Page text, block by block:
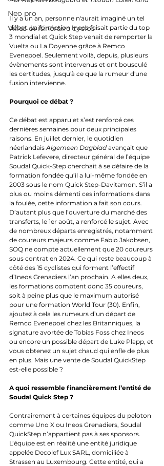
Neo pro
Villes et itinéraire cyclos
Il y a un an, personne n'aurait imaginé un tel
débat. La formation Ineos faisait partie du top
3 mondial et Quick Step venait de remporter la
Vuelta ou La Doyenne grâce à Remco
Evenepoel. Seulement voilà, depuis, plusieurs
évènements sont intervenus et ont bousculé
les certitudes, jusqu'à ce que la rumeur d'une
fusion intervienne.
Pourquoi ce débat ?
Ce débat est apparu et s’est renforcé ces
dernières semaines pour deux principales
raisons. En juillet dernier, le quotidien
néerlandais Algemeen Dagblad avançait que
Patrick Lefevere, directeur général de l’équipe
Soudal Quick-Step cherchait à se défaire de la
formation fondée qu’il a lui-même fondée en
2003 sous le nom Quick Step-Davitamon. S’il a
plus ou moins démenti ces informations dans
la foulée, cette information a fait son cours.
D’autant plus que l’ouverture du marché des
transferts, le 1er août, a renforcé le sujet. Avec
de nombreux départs enregistrés, notamment
de coureurs majeurs comme Fabio Jakobsen,
SOQ ne compte actuellement que 20 coureurs
sous contrat en 2024. Ce qui reste beaucoup à
côté des 15 cyclistes qui forment l’effectif
d’Ineos Grenadiers l’an prochain. A elles deux,
les formations comptent donc 35 coureurs,
soit à peine plus que le maximum autorisé
pour une formation World Tour (30). Enfin,
ajoutez à cela les rumeurs d’un départ de
Remco Evenepoel chez les Britanniques, la
signature avortée de Tobias Foss chez Ineos
ou encore un possible départ de Luke Plapp, et
vous obtenez un sujet chaud qui enfle de plus
en plus. Mais une vente de Soudal QuickStep
est-elle possible ?
A quoi ressemble financièrement l’entité de
Soudal Quick Step ?
Contrairement à certaines équipes du peloton
comme Uno X ou Ineos Grenadiers, Soudal
QuickStep n’appartient pas à ses sponsors.
L’équipe est en réalité une entité juridique
appelée Decolef Lux SARL, domiciliée à
Strassen au Luxembourg. Cette entité, qui a